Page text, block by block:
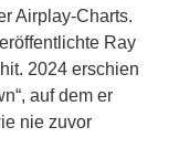
Airplay-Charts.
Ray
2024 erschien
auf dem er
nie zuvor